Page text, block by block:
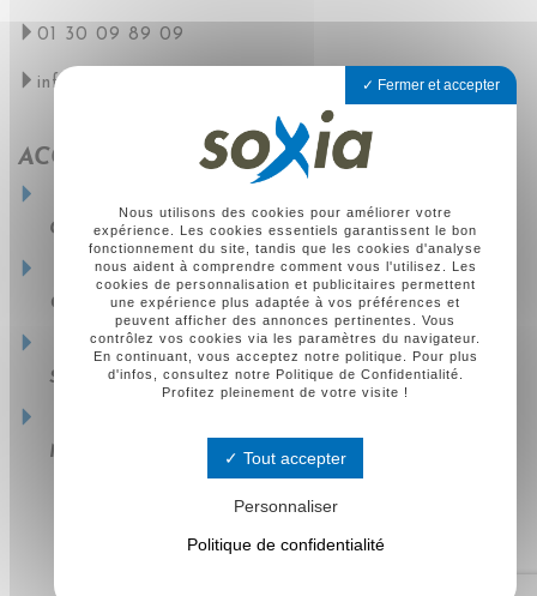
ACCÈS RAPIDE
Contactez-nous
Qui sommes-nous ?
Soxia dans la presse
Nous rejoindre
01 30 09 89 09
info@soxia.com Fermer et accepter
Nous utilisons des cookies pour améliorer votre
expérience. Les cookies essentiels garantissent le bon
fonctionnement du site, tandis que les cookies d'analyse
nous aident à comprendre comment vous l'utilisez. Les
cookies de personnalisation et publicitaires permettent
une expérience plus adaptée à vos préférences et
peuvent afficher des annonces pertinentes. Vous
contrôlez vos cookies via les paramètres du navigateur.
En continuant, vous acceptez notre politique. Pour plus
d'infos, consultez notre Politique de Confidentialité.
Profitez pleinement de votre visite !
Tout accepter
Personnaliser
Politique de confidentialité